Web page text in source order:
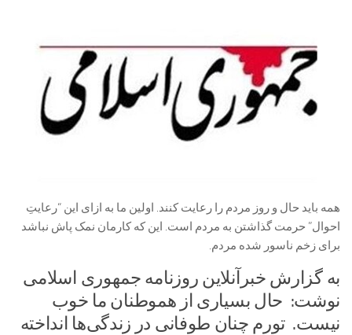
همه باید حال و روز مردم را رعایت کنند. اولین ما به ازای این “رعایتِ
احوال” حرمت گذاشتن به مردم است. این که کارمان نمک پاش نباشد
برای زخم ناسور شده مردم.
به گزارش خبرآنلاین روزنامه جمهوری اسلامی
نوشت: حال بسیاری از هموطنان ما خوب
نیست. تورم چنان طوفانی در زندگی‌ها انداخته